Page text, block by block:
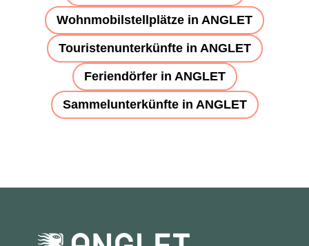
Wohnmobilstellplätze in ANGLET
Touristenunterkünfte in ANGLET
Feriendörfer in ANGLET
Sammelunterkünfte in ANGLET